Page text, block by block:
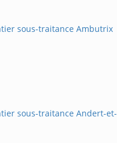
sous-traitance Ambutrix
sous-traitance Andert-et-